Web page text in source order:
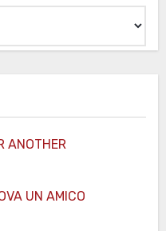
ANOTHER
UN AMICO